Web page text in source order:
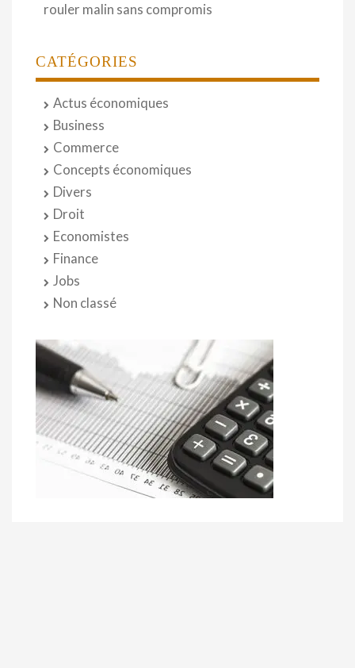
rouler malin sans compromis
CATÉGORIES
Actus économiques
Business
Commerce
Concepts économiques
Divers
Droit
Economistes
Finance
Jobs
Non classé